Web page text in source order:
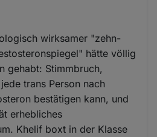
wirksamer "zehn-
hätte völlig
gehabt: Stimmbruch,
trans Person nach
bestätigen kann, und
erhebliches
Khelif boxt in der Klasse